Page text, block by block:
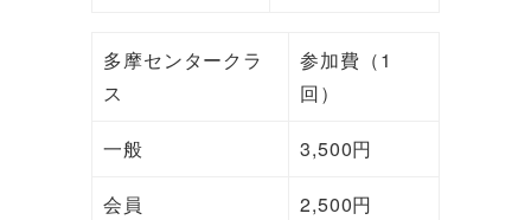
多摩センタークラ
ス
参加費（1
回）
一般 3,500円
会員 2,500円